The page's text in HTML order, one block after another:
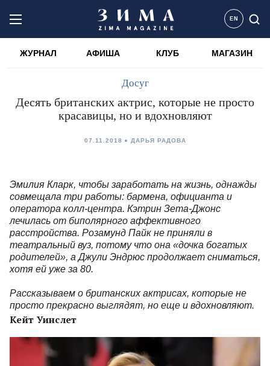
EN
ЖУРНАЛ АФИША КЛУБ МАГАЗИН
Досуг
Десять британских актрис, которые не просто
красавицы, но и вдохновляют
07.11.2018 ДАРЬЯ РАДОВА
Эмилия Кларк, чтобы заработать на жизнь, однажды
совмещала три работы: бармена, официанта и
оператора колл-центра. Кэтрин Зета-Джонс
лечилась от биполярного аффективного
расстройства. Розамунд Пайк не приняли в
театральный вуз, потому что она «дочка богатых
родителей», а Джули Эндрюс продолжает сниматься,
хотя ей уже за 80.
Рассказываем о британских актрисах, которые не
просто прекрасно выглядят, но еще и вдохновляют.
Кейт Уинслет